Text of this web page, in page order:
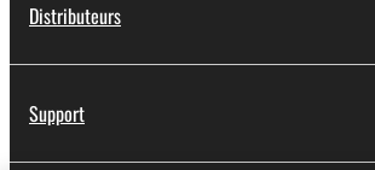
Distributeurs
Support